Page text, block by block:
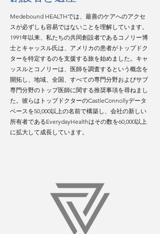
Medebound HEALTHでは、最善のケアへのアクセ
スが必ずしも容易ではないことを理解しています。
1991年以来、私たちの共同創設者であるコノリー博
士とキャッスル氏は、アメリカの患者がトップドク
ターを特定するのを支援する旅を始めました。キャ
ッスルとコノリーは、医師を調査するという概念を
開拓し、地域、全国、すべての専門分野およびサブ
専門分野のトップ医師に関する推奨事項を尋ねまし
た。彼らはトップドクターのCastleConnollyデータ
ベースを50,000以上の名前で構築し、会社の新しい
所有者であるEverydayHealthはその数を60,000以上
に拡大して成長しています。